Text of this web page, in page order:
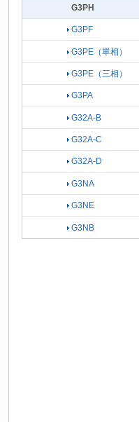
G3PH
G3PF
G3PE（單相）
G3PE（三相）
G3PA
G32A-B
G32A-C
G32A-D
G3NA
G3NE
G3NB